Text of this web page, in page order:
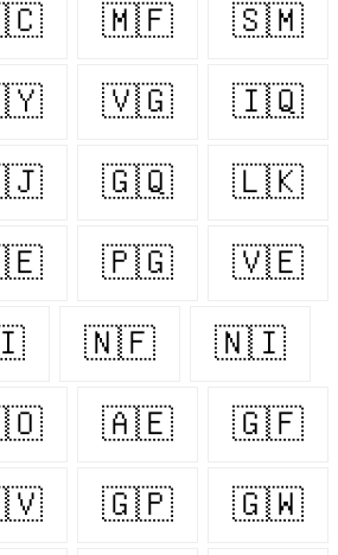
🇲🇫 🇸🇲
🇻🇬 🇮🇶
🇬🇶 🇱🇰
🇵🇬 🇻🇪
🇳🇫 🇳🇮
🇦🇪 🇬🇫
🇬🇵 🇬🇼